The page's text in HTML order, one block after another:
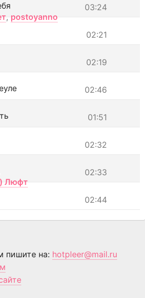
03:24
, postoyanno
02:21
02:19
02:46
01:51
02:32
02:33
Люфт
02:44
пишите на: hotpleer@mail.ru